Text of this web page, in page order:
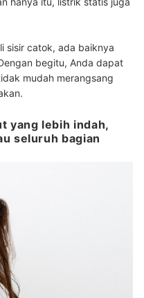
sisir catok, ada baiknya
begitu, Anda dapat
mudah merangsang
yang lebih indah,
seluruh bagian